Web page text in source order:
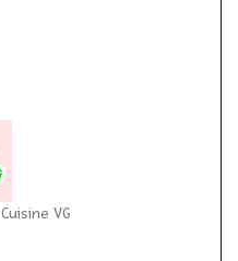
Cuisine VG